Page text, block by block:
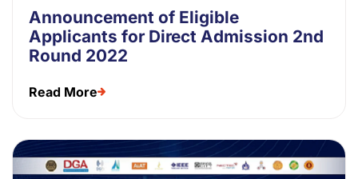
Announcement of Eligible
Applicants for Direct Admission 2nd
Round 2022
Read More